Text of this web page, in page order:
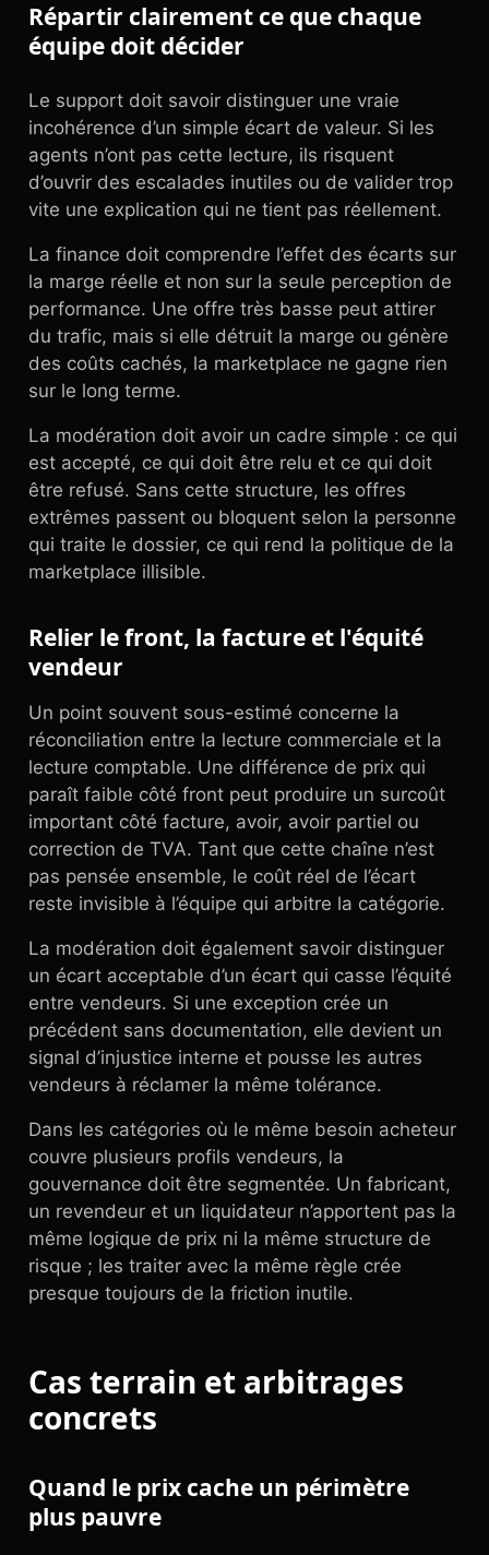
Répartir clairement ce que chaque
équipe doit décider
Le support doit savoir distinguer une vraie
incohérence d’un simple écart de valeur. Si les
agents n’ont pas cette lecture, ils risquent
d’ouvrir des escalades inutiles ou de valider trop
vite une explication qui ne tient pas réellement.
La finance doit comprendre l’effet des écarts sur
la marge réelle et non sur la seule perception de
performance. Une offre très basse peut attirer
du trafic, mais si elle détruit la marge ou génère
des coûts cachés, la marketplace ne gagne rien
sur le long terme.
La modération doit avoir un cadre simple : ce qui
est accepté, ce qui doit être relu et ce qui doit
être refusé. Sans cette structure, les offres
extrêmes passent ou bloquent selon la personne
qui traite le dossier, ce qui rend la politique de la
marketplace illisible.
Relier le front, la facture et l'équité
vendeur
Un point souvent sous-estimé concerne la
réconciliation entre la lecture commerciale et la
lecture comptable. Une différence de prix qui
paraît faible côté front peut produire un surcoût
important côté facture, avoir, avoir partiel ou
correction de TVA. Tant que cette chaîne n’est
pas pensée ensemble, le coût réel de l’écart
reste invisible à l’équipe qui arbitre la catégorie.
La modération doit également savoir distinguer
un écart acceptable d’un écart qui casse l’équité
entre vendeurs. Si une exception crée un
précédent sans documentation, elle devient un
signal d’injustice interne et pousse les autres
vendeurs à réclamer la même tolérance.
Dans les catégories où le même besoin acheteur
couvre plusieurs profils vendeurs, la
gouvernance doit être segmentée. Un fabricant,
un revendeur et un liquidateur n’apportent pas la
même logique de prix ni la même structure de
risque ; les traiter avec la même règle crée
presque toujours de la friction inutile.
Cas terrain et arbitrages
concrets
Quand le prix cache un périmètre
plus pauvre